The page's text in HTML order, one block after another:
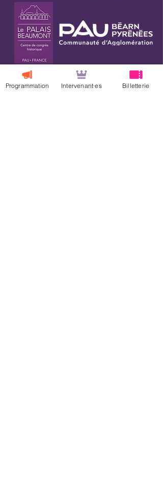
Programmation Intervenant·es Billetterie